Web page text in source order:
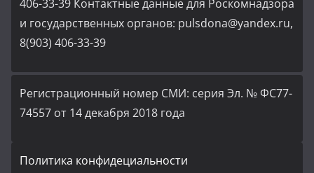
406-33-39 Контактные данные для Роскомнадзора
и государственных органов: pulsdona@yandex.ru,
8(903) 406-33-39
Регистрационный номер СМИ: серия Эл. № ФС77-
74557 от 14 декабря 2018 года
Политика конфидециальности